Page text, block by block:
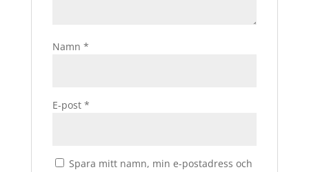
Namn *
E-post *
Spara mitt namn, min e-postadress och